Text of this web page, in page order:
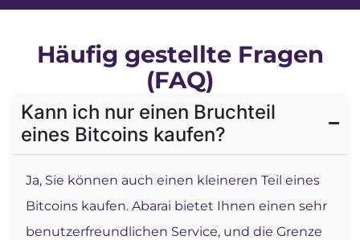
Häufig gestellte Fragen
(FAQ)
Kann ich nur einen Bruchteil
eines Bitcoins kaufen?
Ja, Sie können auch einen kleineren Teil eines
Bitcoins kaufen. Abarai bietet Ihnen einen sehr
benutzerfreundlichen Service, und die Grenze